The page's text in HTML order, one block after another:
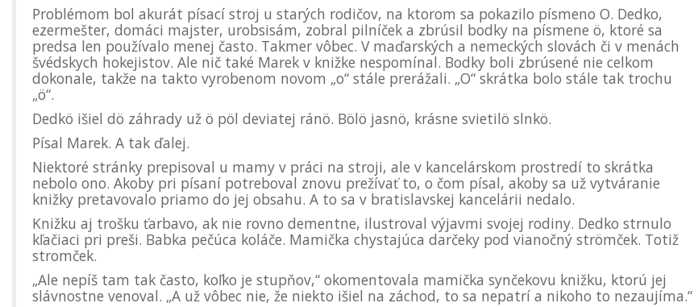
Problémom bol akurát písací stroj u starých rodičov, na ktorom sa pokazilo písmeno O. Dedko,
ezermešter, domáci majster, urobsisám, zobral pilníček a zbrúsil bodky na písmene ö, ktoré sa
predsa len používalo menej často. Takmer vôbec. V maďarských a nemeckých slovách či v menách
švédskych hokejistov. Ale nič také Marek v knižke nespomínal. Bodky boli zbrúsené nie celkom
dokonale, takže na takto vyrobenom novom „o“ stále prerážali. „O“ skrátka bolo stále tak trochu
„ö“.
Dedkö išiel dö záhrady už ö pöl deviatej ránö. Bölö jasnö, krásne svietilö slnkö.
Písal Marek. A tak ďalej.
Niektoré stránky prepisoval u mamy v práci na stroji, ale v kancelárskom prostredí to skrátka
nebolo ono. Akoby pri písaní potreboval znovu prežívať to, o čom písal, akoby sa už vytváranie
knižky pretavovalo priamo do jej obsahu. A to sa v bratislavskej kancelárii nedalo.
Knižku aj trošku ťarbavo, ak nie rovno dementne, ilustroval výjavmi svojej rodiny. Dedko strnulo
kľačiaci pri preši. Babka pečúca koláče. Mamička chystajúca darčeky pod vianočný strömček. Totiž
stromček.
„Ale nepíš tam tak často, koľko je stupňov,“ okomentovala mamička synčekovu knižku, ktorú jej
slávnostne venoval. „A už vôbec nie, že niekto išiel na záchod, to sa nepatrí a nikoho to nezaujíma.“